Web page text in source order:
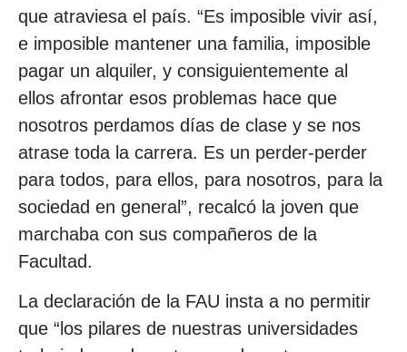
que atraviesa el país. “Es imposible vivir así,
e imposible mantener una familia, imposible
pagar un alquiler, y consiguientemente al
ellos afrontar esos problemas hace que
nosotros perdamos días de clase y se nos
atrase toda la carrera. Es un perder-perder
para todos, para ellos, para nosotros, para la
sociedad en general”, recalcó la joven que
marchaba con sus compañeros de la
Facultad.
La declaración de la FAU insta a no permitir
que “los pilares de nuestras universidades